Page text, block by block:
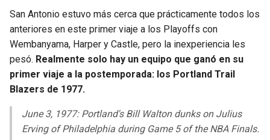
San Antonio estuvo más cerca que prácticamente todos los
anteriores en este primer viaje a los Playoffs con
Wembanyama, Harper y Castle, pero la inexperiencia les
pesó. Realmente solo hay un equipo que ganó en su
primer viaje a la postemporada: los Portland Trail
Blazers de 1977.
June 3, 1977: Portland's Bill Walton dunks on Julius
Erving of Philadelphia during Game 5 of the NBA Finals.